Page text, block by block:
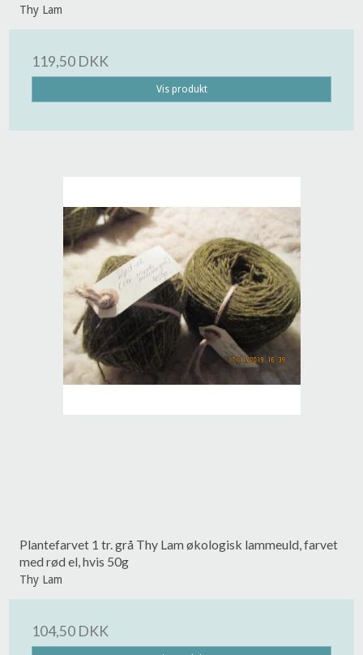
Thy Lam
119,50 DKK
Vis produkt
Plantefarvet 1 tr. grå Thy Lam økologisk lammeuld, farvet
med rød el, hvis 50g
Thy Lam
104,50 DKK